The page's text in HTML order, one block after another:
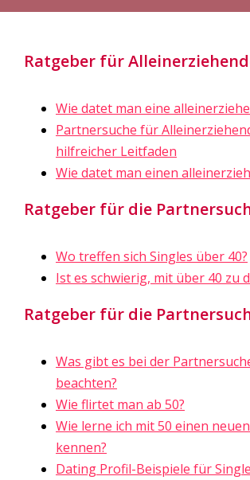
Ratgeber für
Wie datet man eine
Partnersuche für
hilfreicher Leitfaden
Wie datet man einen
Ratgeber für die
Wo treffen sich Singles über 40?
Ist es schwierig, mit über 40 zu
Ratgeber für die
Was gibt es bei der
beachten?
Wie flirtet man ab 50?
Wie lerne ich mit 50 einen
kennen?
Dating Profil-Beispiele für